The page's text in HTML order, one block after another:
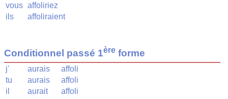
vous affoliriez
ils
affoliraient
Conditionnel passé 1ère forme
j' aurais
affoli
tu
aurais
affoli
il
aurait
affoli